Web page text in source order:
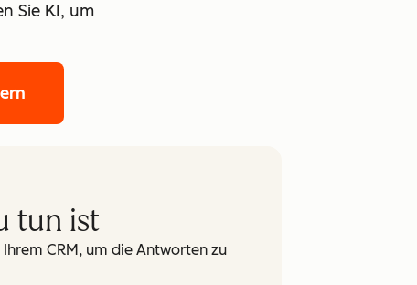
Sie KI, um
tun ist
CRM, um die Antworten zu